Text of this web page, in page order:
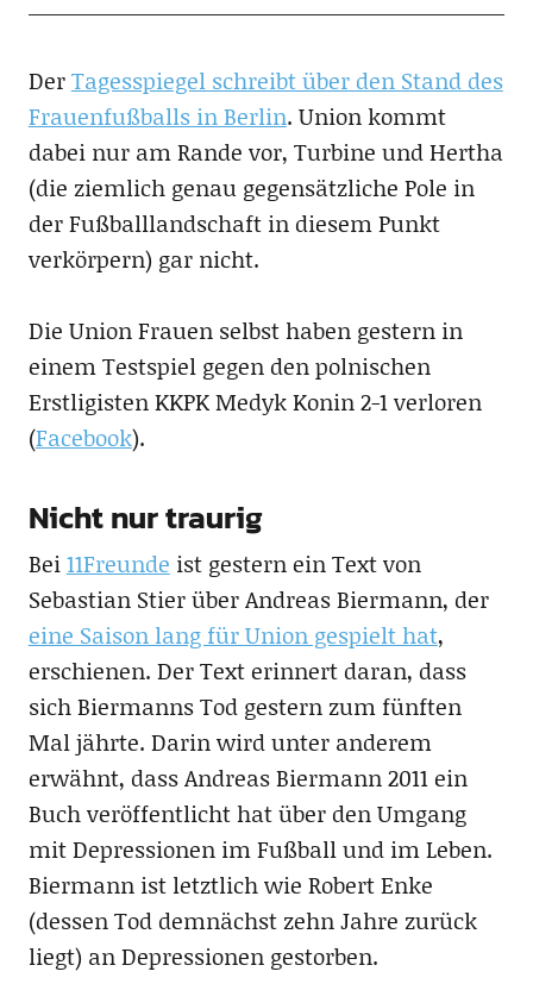
DerTagesspiegel schreibt über den Stand des
Frauenfußballs in Berlin. Union kommt
dabei nur am Rande vor, Turbine und Hertha
(die ziemlich genau gegensätzliche Pole in
der Fußballlandschaft in diesem Punkt
verkörpern) gar nicht.
Die Union Frauen selbst haben gestern in
einem Testspiel gegen den polnischen
Erstligisten KKPK Medyk Konin 2-1 verloren
(Facebook).
Nicht nur traurig
Bei11Freunde ist gestern ein Text von
Sebastian Stier über Andreas Biermann, der
eine Saison lang für Union gespielt hat,
erschienen. Der Text erinnert daran, dass
sich Biermanns Tod gestern zum fünften
Mal jährte. Darin wird unter anderem
erwähnt, dass Andreas Biermann 2011 ein
Buch veröffentlicht hat über den Umgang
mit Depressionen im Fußball und im Leben.
Biermann ist letztlich wie Robert Enke
(dessen Tod demnächst zehn Jahre zurück
liegt) an Depressionen gestorben.